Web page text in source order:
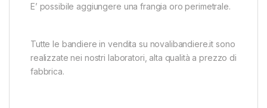
E’ possibile aggiungere una frangia oro perimetrale.
Tutte le bandiere in vendita su novalibandiere.it sono
realizzate nei nostri laboratori, alta qualità a prezzo di
fabbrica.